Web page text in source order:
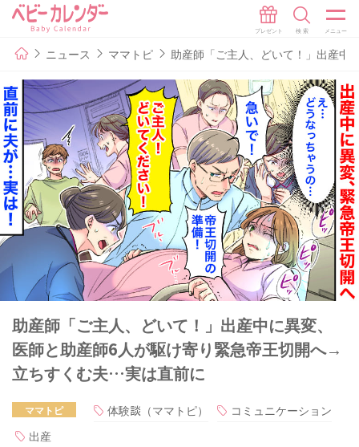
ニュース ママトピ 助産師「ご主人、どいて！」出産
助産師「ご主人、どいて！」出産中に異変、
医師と助産師6人が駆け寄り緊急帝王切開へ→
立ちすくむ夫…実は直前に
ママトピ 体験談（ママトピ）
コミュニケーション
出産